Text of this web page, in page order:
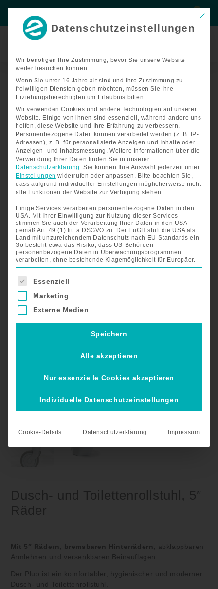
springen
Dusch- und Toilettenrollstuhl, 5″
Räder
Mit 5″ Rädern, bremsbaren Hinterrädern, abklappbaren
Armlehnen und versenkbaren Beinauflagen.
Der Pluo ist ein komfortabler, hygienischer und moderner
Dusch- und Toilettenrollstuhl.
Dusch-
und
Toilettenrollstuhl,
5"
Räder
Menge
Mit
Datenschutzeinstellungen
Wir benötigen Ihre Zustimmung, bevor Sie unsere Website
weiter besuchen können.
Wenn Sie unter 16 Jahre alt sind und Ihre Zustimmung zu
freiwilligen Diensten geben möchten, müssen Sie Ihre
Erziehungsberechtigten um Erlaubnis bitten.
Wir verwenden Cookies und andere Technologien auf unserer
Website. Einige von ihnen sind essenziell, während andere uns
helfen, diese Website und Ihre Erfahrung zu verbessern.
Personenbezogene Daten können verarbeitet werden (z. B. IP-
Adressen), z. B. für personalisierte Anzeigen und Inhalte oder
Anzeigen- und Inhaltsmessung. Weitere Informationen über die
Verwendung Ihrer Daten finden Sie in unserer
Datenschutzerklärung . Sie können Ihre Auswahl jederzeit unter
Einstellungen widerrufen oder anpassen. Bitte beachten Sie,
dass aufgrund individueller Einstellungen möglicherweise nicht
alle Funktionen der Website zur Verfügung stehen.
Einige Services verarbeiten personenbezogene Daten in den
USA. Mit Ihrer Einwilligung zur Nutzung dieser Services
stimmen Sie auch der Verarbeitung Ihrer Daten in den USA
gemäß Art. 49 (1) lit. a DSGVO zu. Der EuGH stuft die USA als
Land mit unzureichendem Datenschutz nach EU-Standards ein.
So besteht etwa das Risiko, dass US-Behörden
personenbezogene Daten in Überwachungsprogrammen
verarbeiten, ohne bestehende Klagemöglichkeit für Europäer.
Es folgt eine Liste der Service-Gruppen, für die eine
Essenziell
Marketing
Externe Medien
Speichern
Alle akzeptieren
Nur essenzielle Cookies akzeptieren
Individuelle Datenschutzeinstellungen
Cookie-Details Datenschutzerklärung Impressum